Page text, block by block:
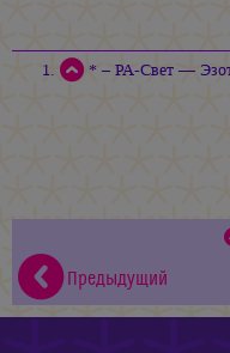
* – РА-Свет —
Предыдущий